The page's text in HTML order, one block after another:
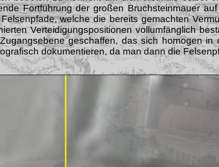
Fortführung der großen Bruchsteinmauer
welche die bereits gemachten
Verteidigungspositionen vollumfänglich
geschaffen, das sich homogen in
dokumentieren, da man dann die